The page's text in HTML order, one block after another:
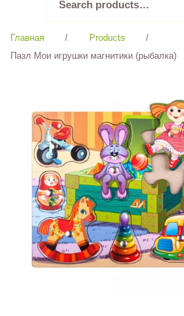
for:
Главная / Products
/
Пазл Мои игрушки магнитики (рыбалка)